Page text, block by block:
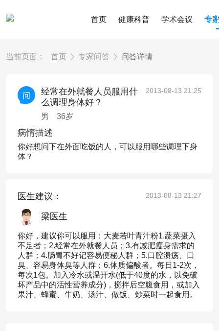
首页 健康科普 学术会议 专
当前页面： 首页 专家问答 问答详情
经常在外就餐人员服用什
么调理身体好？
男 36岁
2013-08-13 21:25
病情描述
你好想问下在外面吃饭的人，可以服用哪些调理下身
体？
医生建议： 2013-08-13 21:27
梁医生
你好，建议你可以服用：大麦若叶青汁粉1.蔬菜摄入
不足者；2.经常在外就餐人员；3.有减肥瘦身需求的
人群；4.肠胃不好记容易便秘人群；5.口腔溃疡、口
臭、容易身体臭等人群；6.体质偏酸者。每日1-2次，
每次1包。加入冷水或温开水(低于40度的水，以免破
坏产品中的活性营养成分)，搅拌后空腹食用，或加入
果汁、蜂蜜、牛奶、汤汁、做饭、炒菜时一起食用。